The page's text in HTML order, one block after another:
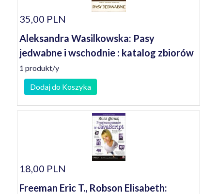
35,00 PLN
Aleksandra Wasilkowska: Pasy
jedwabne i wschodnie : katalog zbiorów
1 produkt/y
Dodaj do Koszyka
18,00 PLN
Freeman Eric T., Robson Elisabeth: